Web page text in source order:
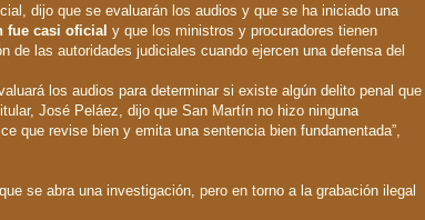
dijo que se evaluarán los audios y que se ha iniciado una
fue casi oficial y que los ministros y procuradores tienen
de las autoridades judiciales cuando ejercen una defensa del
los audios para determinar si existe algún delito penal que
José Peláez, dijo que San Martín no hizo ninguna
que revise bien y emita una sentencia bien fundamentada”,
se abra una investigación, pero en torno a la grabación ilegal